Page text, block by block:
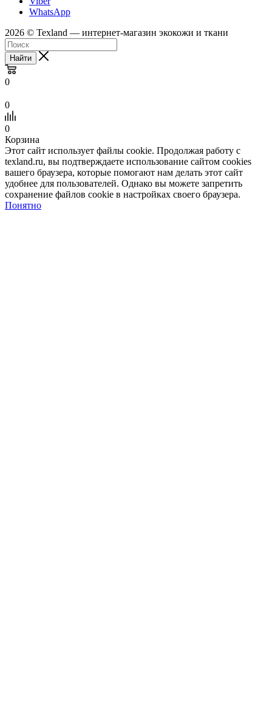
WhatsApp
2026 © Texland — интернет-магазин экокожи и ткани
Найти
0
0
0
Корзина
Этот сайт использует файлы cookie. Продолжая работу с
texland.ru, вы подтверждаете использование сайтом cookies
вашего браузера, которые помогают нам делать этот сайт
удобнее для пользователей. Однако вы можете запретить
сохранение файлов cookie в настройках своего браузера.
Понятно